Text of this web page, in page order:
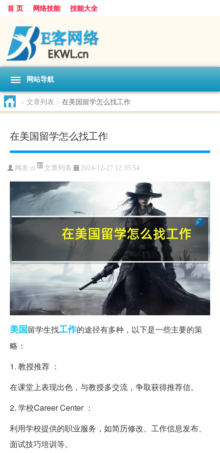
首 页 网络技能 技能大全
网站导航
> 文章列表 > 在美国留学怎么找工作
在美国留学怎么找工作
网友:zl 文章列表 2024-12-27 12:35:54
美国留学生找工作的途径有多种，以下是一些主要的策
略：
1. 教授推荐 ：
在课堂上表现出色，与教授多交流，争取获得推荐信。
2. 学校Career Center ：
利用学校提供的职业服务，如简历修改、工作信息发布、
面试技巧培训等。